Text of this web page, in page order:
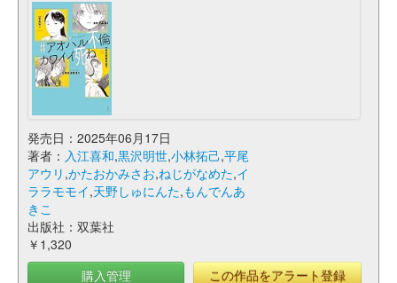
発売日：2025年06月17日
著者： 入江喜和,黒沢明世,小林拓己,平尾
アウリ ,かたおかみさお,ねじがなめた,イ
ララモモイ,天野しゅにんた,もんでんあ
きこ
出版社：双葉社
￥1,320
購入管理
この作品をアラート登録